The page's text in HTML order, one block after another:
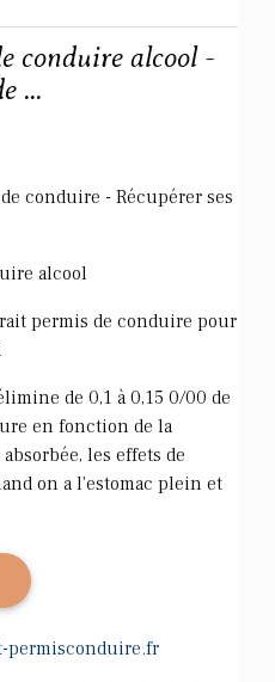
conduire alcool -
...
conduire - Récupérer ses
alcool
permis de conduire pour
de 0,1 à 0,15 0/00 de
en fonction de la
les effets de
on a l'estomac plein et
permisconduire.fr